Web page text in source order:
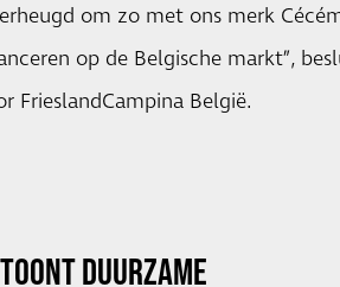
om zo met ons merk
op de Belgische markt”,
FrieslandCampina België.
DUURZAME